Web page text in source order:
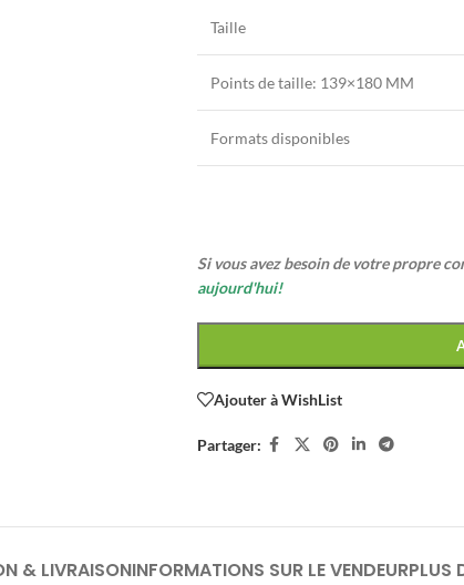
Taille
Points de taille: 139×180 MM
Formats disponibles
Si vous avez besoin de votre propre
aujourd'hui!
Ajouter à WishList
Partager:
& LIVRAISONINFORMATIONS SUR LE VENDEURPLUS